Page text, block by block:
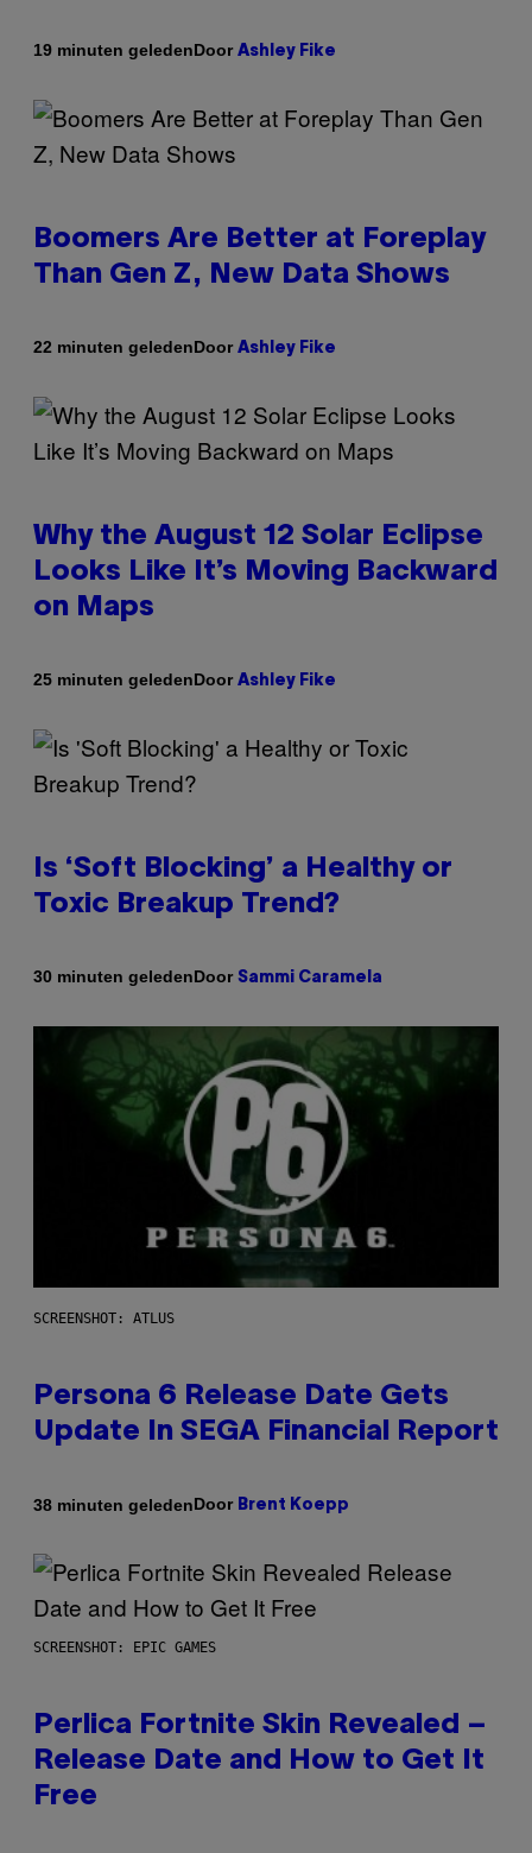
19 minuten geledenDoor Ashley Fike
Boomers Are Better at Foreplay
Than Gen Z, New Data Shows
22 minuten geledenDoor Ashley Fike
Why the August 12 Solar Eclipse
Looks Like It’s Moving Backward
on Maps
25 minuten geledenDoor Ashley Fike
Is ‘Soft Blocking’ a Healthy or
Toxic Breakup Trend?
30 minuten geledenDoor Sammi Caramela
SCREENSHOT: ATLUS
Persona 6 Release Date Gets
Update In SEGA Financial Report
38 minuten geledenDoor Brent Koepp
SCREENSHOT: EPIC GAMES
Perlica Fortnite Skin Revealed –
Release Date and How to Get It
Free